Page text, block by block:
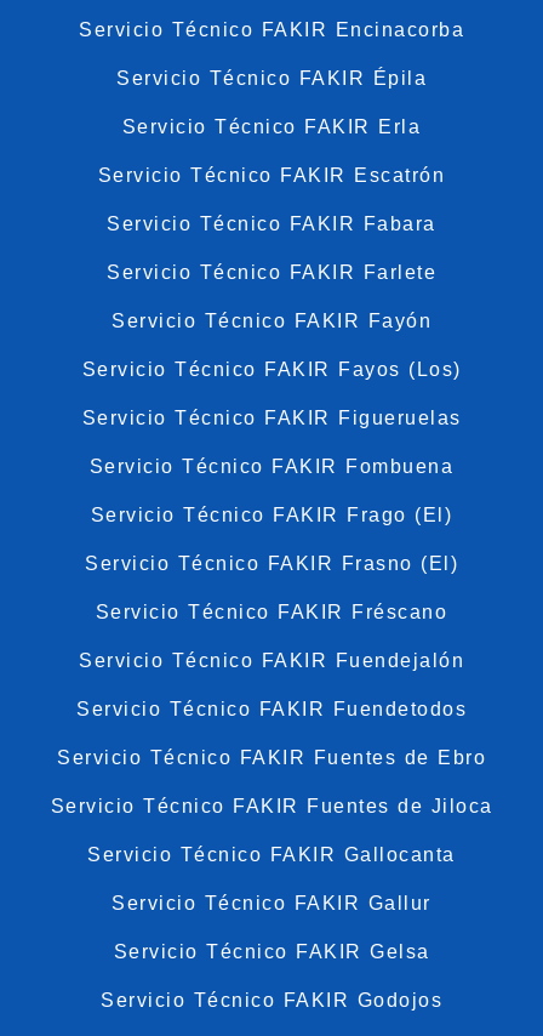
Servicio Técnico FAKIR Encinacorba
Servicio Técnico FAKIR Épila
Servicio Técnico FAKIR Erla
Servicio Técnico FAKIR Escatrón
Servicio Técnico FAKIR Fabara
Servicio Técnico FAKIR Farlete
Servicio Técnico FAKIR Fayón
Servicio Técnico FAKIR Fayos (Los)
Servicio Técnico FAKIR Figueruelas
Servicio Técnico FAKIR Fombuena
Servicio Técnico FAKIR Frago (El)
Servicio Técnico FAKIR Frasno (El)
Servicio Técnico FAKIR Fréscano
Servicio Técnico FAKIR Fuendejalón
Servicio Técnico FAKIR Fuendetodos
Servicio Técnico FAKIR Fuentes de Ebro
Servicio Técnico FAKIR Fuentes de Jiloca
Servicio Técnico FAKIR Gallocanta
Servicio Técnico FAKIR Gallur
Servicio Técnico FAKIR Gelsa
Servicio Técnico FAKIR Godojos